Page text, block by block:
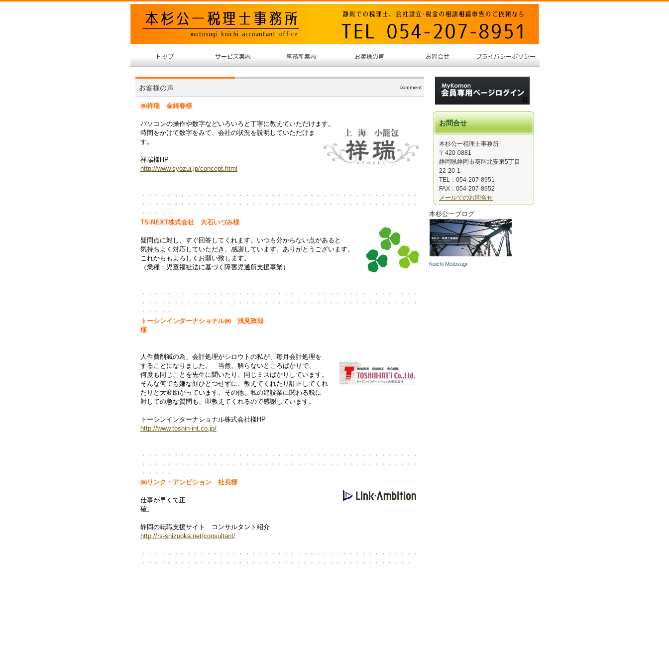
㈱祥瑞 金綺春様
パソコンの操作や数字などいろいろと丁寧に教えていただけます。
時間をかけて数字をみて、会社の状況を説明していただけま
す。
祥瑞様HP
http://www.syozui.jp/concept.html
・・・・・・・・・・・・・・・・・・・・・・・・・・・・・・・・・・・・・・・・・・・
・・・・・・・・・・・・・・・・・・・・・・・・・・・・・・・・・・・・・・・・・・・
・・・・・
TS-NEXT株式会社 大石いづみ様
疑問点に対し、すぐ回答してくれます。いつも分からない点があると
気持ちよく対応していただき、感謝しています。ありがとうございます。
これからもよろしくお願い致します。
（業種：児童福祉法に基づく障害児通所支援事業）
・・・・・・・・・・・・・・・・・・・・・・・・・・・・・・・・・・・・・・・・・・・
・・・・・・・・・・・・・・・・・・・・・・・・・・・・・・・・・・・・・・・・・・・
・・・・・
トーシンインターナショナル㈱ 浅見政哉
様
人件費削減の為、会計処理がシロウトの私が、毎月会計処理を
することになりました。 当然、解らないところばかりで、
何度も同じことを先生に聞いたり、同じミスばかりしています。
そんな何でも嫌な顔ひとつせずに、教えてくれたり訂正してくれ
たりと大変助かっています。その他、私の建設業に関わる税に
対しての急な質問も、即教えてくれるので感謝しています。
トーシンインターナショナル株式会社様HP
http://www.toshin-int.co.jp/
・・・・・・・・・・・・・・・・・・・・・・・・・・・・・・・・・・・・・・・・・・・
・・・・・・・・・・・・・・・・・・・・・・・・・・・・・・・・・・・・・・・・・・・
・・・・・
㈱リンク・アンビション 社長様
仕事が早くて正
確。
静岡の転職支援サイト コンサルタント紹介
http://rs-shizuoka.net/consultant/
・・・・・・・・・・・・・・・・・・・・・・・・・・・・・・・・・・・・・・・・・・・
・・・・・・・・・・・・・・・・・・・・・・・・・・・・・・・・・・・・・・・・・・
お問合せ
本杉公一税理士事務所
〒420-0881
静岡県静岡市葵区北安東5丁目
22-20-1
TEL：054-207-8951
FAX：054-207-8952
メールでのお問合せ
本杉公一ブログ
Koichi Motosugi